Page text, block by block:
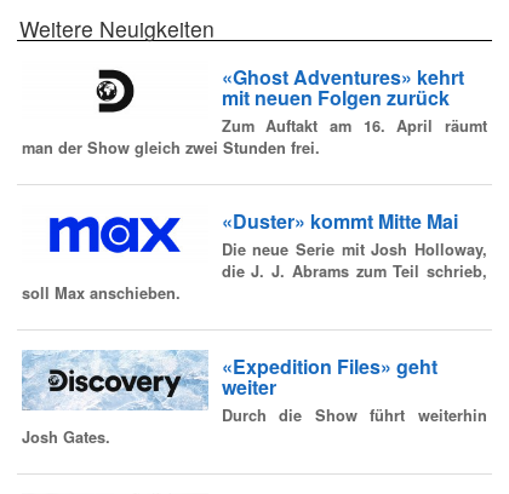
Weitere Neuigkeiten
«Ghost Adventures» kehrt
mit neuen Folgen zurück
Zum Auftakt am 16. April räumt
man der Show gleich zwei Stunden frei.
«Duster» kommt Mitte Mai
Die neue Serie mit Josh Holloway,
die J. J. Abrams zum Teil schrieb,
soll Max anschieben.
«Expedition Files» geht
weiter
Durch die Show führt weiterhin
Josh Gates.